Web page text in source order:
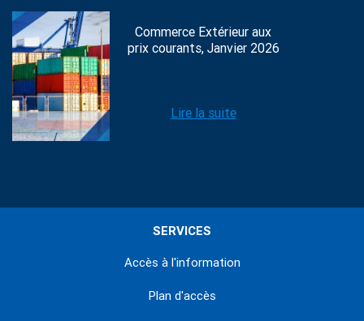
Commerce Extérieur aux
prix courants, Janvier 2026
Lire la suite
SERVICES
Accès à l'information
Plan d'accès